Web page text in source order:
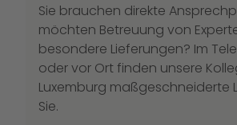
Sie brauchen direkte
möchten Betreuung von
besondere Lieferungen? Im
oder vor Ort finden unsere
Luxemburg maßgeschneiderte
Sie.